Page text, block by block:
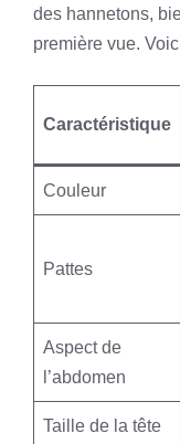
des hannetons,
première vue.
Caractéristique
Couleur
Pattes
Aspect de
l’abdomen
Taille de la tête